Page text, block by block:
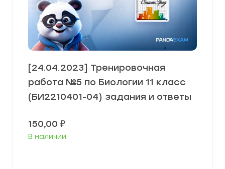
[24.04.2023] Тренировочная
работа №5 по Биологии 11 класс
(БИ2210401-04) задания и ответы
150,00 ₽
В наличии